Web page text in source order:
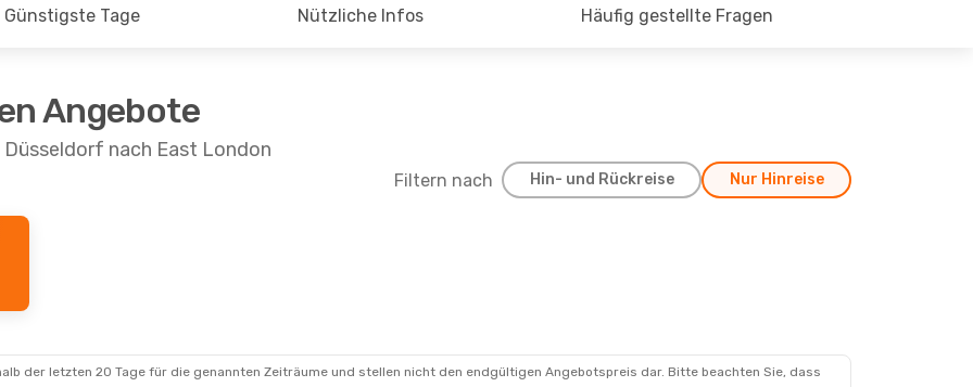
Günstigste Tage Nützliche Infos Häufig gestellte Fragen
Angebote
nach East London
Filtern nach Hin- und Rückreise Nur Hinreise
der letzten 20 Tage für die genannten Zeiträume und stellen nicht den endgültigen Angebotspreis dar. Bitte beachten Sie, dass